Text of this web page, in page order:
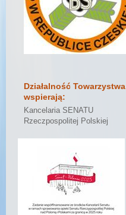
Działalność Towarzystwa
wspierają:
Kancelaria SENATU
Rzeczpospolitej Polskiej